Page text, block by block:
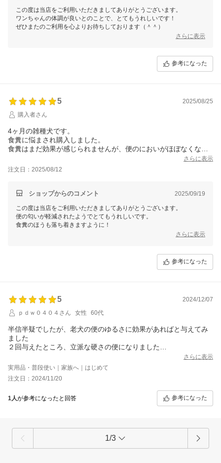
この度は当店をご利用いただきましてありがとうございます。
ワンちゃんの体調が良いとのことで、とてもうれしいです！
ぜひまたのご利用を心よりお待ちしております（＾＾）
さらに表示
参考になった
5
2025/08/25
購入者さん
4ヶ月の雑種犬です。
食糞に悩まされ購入しました。
食糞はまだ効果が感じられませんが、便のにおいがほぼなくなり
ました。だんだんと食糞に効果がでてくれたらと期待していま
す。
さらに表示
注文日：2025/08/12
ショップからのコメント 2025/09/19
この度は当店をご利用いただきましてありがとうございます。
便の匂いが軽減されたようでとてもうれしいです。
食糞のほうも落ち着きますように！
さらに表示
参考になった
5
2024/12/07
ｐｄｗ０４０４さん
女性 60代
半信半疑でしたが、老犬の便のゆるさに効果があればと与えてみ
ました
２回与えたところ、立派な硬さの便になりました
さらに表示
実用品・普段使い｜家族へ｜はじめて
注文日：2024/11/20
1人が参考になったと回答 参考になった
1/3